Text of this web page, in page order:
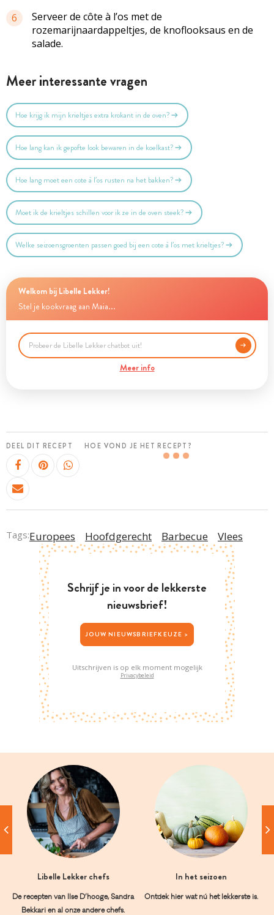
6
Serveer de côte à l’os met de
rozemarijnaardappeltjes, de knoflooksaus en de
salade.
Meer interessante vragen
Hoe krijg ik mijn krieltjes extra krokant in de oven?
Hoe lang kan ik gepofte look bewaren in de koelkast?
Hoe lang moet een cote à l’os rusten na het bakken?
Moet ik de krieltjes schillen voor ik ze in de oven steek?
Welke seizoensgroenten passen goed bij een cote à l’os met krieltjes?
Welkom bij Libelle Lekker!
Stel je kookvraag aan Maia...
Meer info
DEEL DIT RECEPT HOE VOND JE HET RECEPT?
Tags:Europees Hoofdgerecht Barbecue Vlees
Schrijf je in voor de lekkerste
nieuwsbrief!
JOUW NIEUWSBRIEFKEUZE >
Uitschrijven is op elk moment mogelijk
Privacybeleid
Libelle Lekker chefs
De recepten van Ilse D’hooge, Sandra
Bekkari en al onze andere chefs.
In het seizoen
Ontdek hier wat nú het lekkerste is.